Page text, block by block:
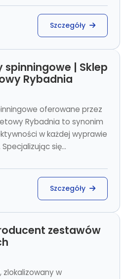
Szczegóły
spinningowe | Sklep
Rybadnia
oferowane przez
Rybadnia to synonim
w każdej wyprawie
się...
Szczegóły
zestawów
zlokalizowany w